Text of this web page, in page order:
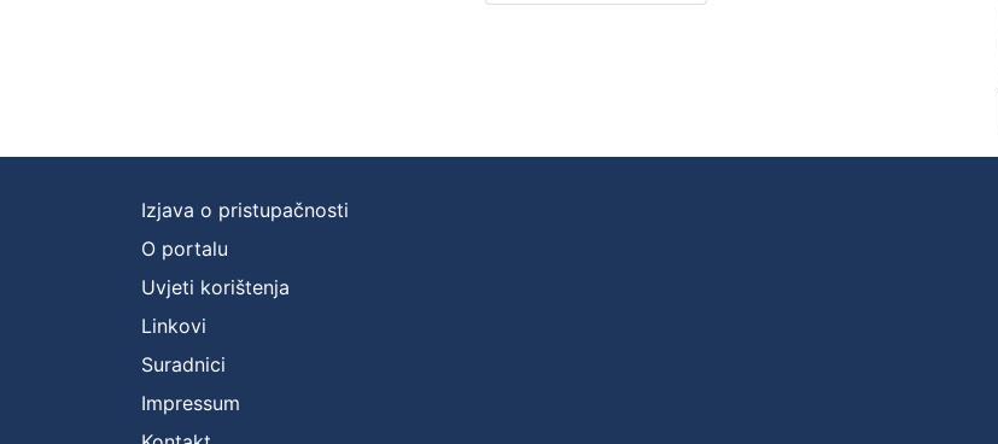
Izjava o pristupačnosti
O portalu
Uvjeti korištenja
Linkovi
Suradnici
Impressum